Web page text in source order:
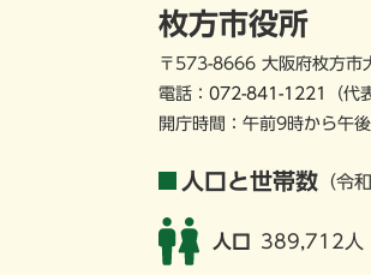
枚方市役所
〒573-8666 大阪府枚方市
電話： 072-841-1221 （代
開庁時間：午前9時から午
人口と世帯数 （令
人口 389,712人